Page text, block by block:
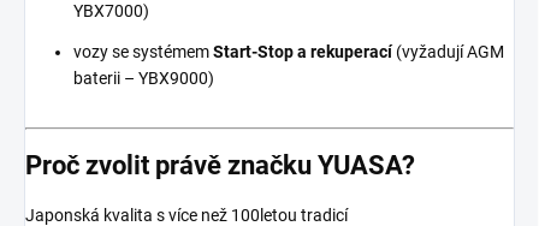
YBX7000)
vozy se systémemStart-Stop a rekuperací(vyžadují AGM
baterii – YBX9000)
Proč zvolit právě značku YUASA?
Japonská kvalita s více než 100letou tradicí